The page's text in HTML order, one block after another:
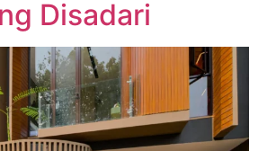
Disadari